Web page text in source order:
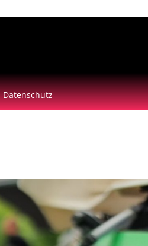
Datenschutz